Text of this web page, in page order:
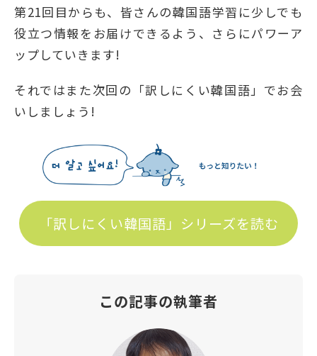
第21回目からも、皆さんの韓国語学習に少しでも
役立つ情報をお届けできるよう、さらにパワーア
ップしていきます!
それではまた次回の「訳しにくい韓国語」でお会
いしましょう!
「訳しにくい韓国語」シリーズを読む
この記事の執筆者